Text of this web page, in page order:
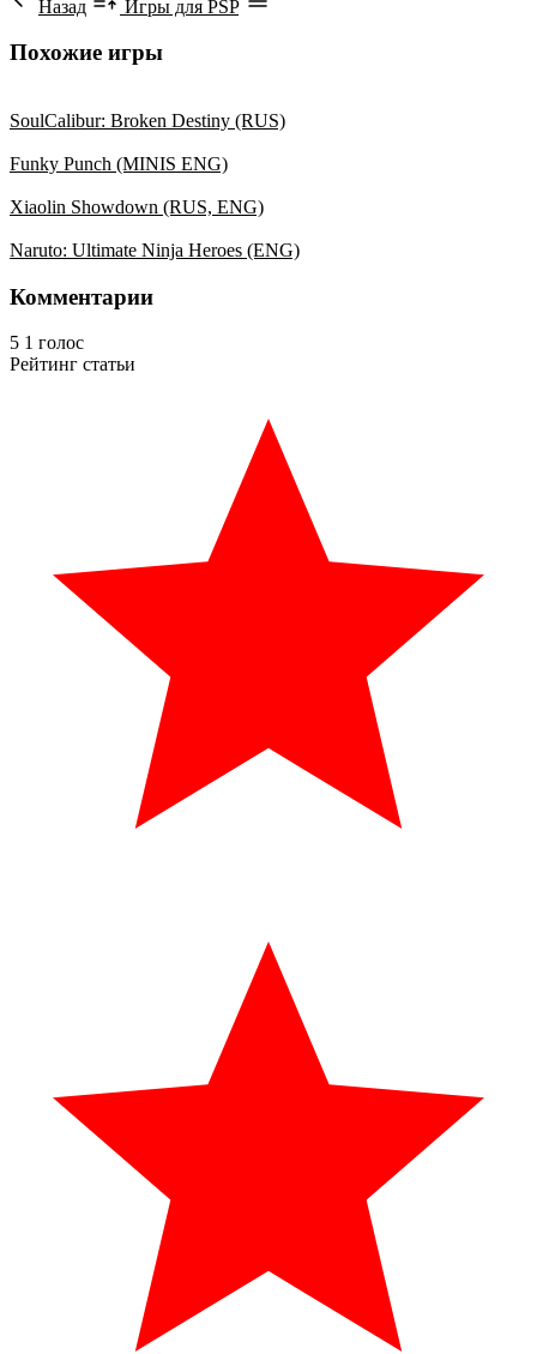
Назад Игры для PSP
Похожие игры
SoulCalibur: Broken Destiny (RUS)
Funky Punch (MINIS ENG)
Xiaolin Showdown (RUS, ENG)
Naruto: Ultimate Ninja Heroes (ENG)
Комментарии
5 1 голос
Рейтинг статьи